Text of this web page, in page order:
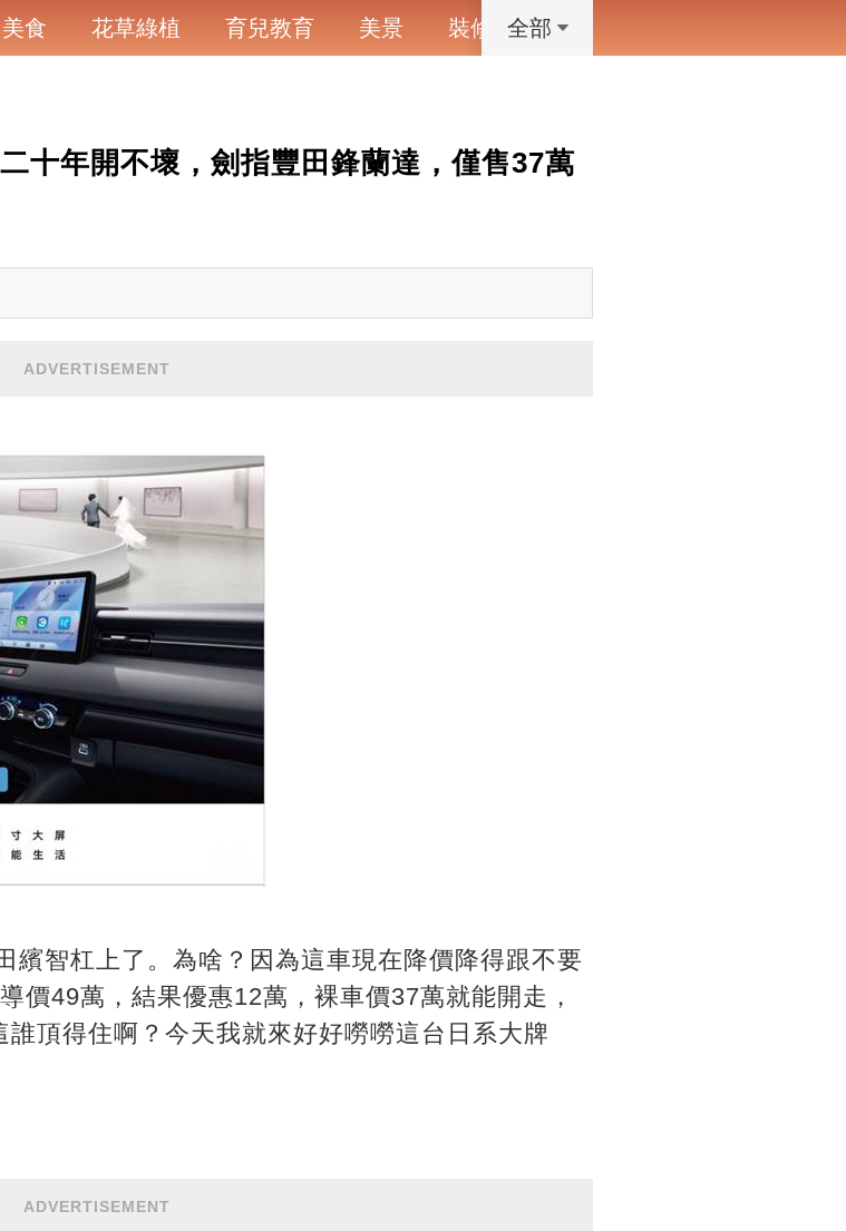
美食 花草綠植 育兒教育 美景 裝修 寵物
全部
十年開不壞，劍指豐田鋒蘭達，僅售37萬
ADVERTISEMENT
繽智杠上了。為啥？因為這車現在降價降得跟不要
價49萬，結果優惠12萬，裸車價37萬就能開走，
頂得住啊？今天我就來好好嘮嘮這台日系大牌
ADVERTISEMENT